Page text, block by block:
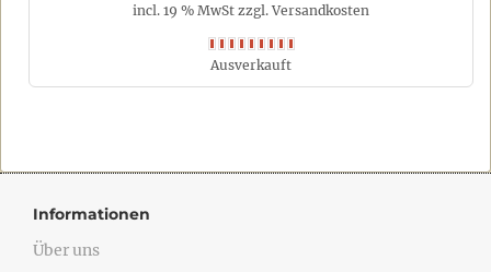
incl. 19 % MwSt zzgl. Versandkosten
Ausverkauft
Informationen
Über uns